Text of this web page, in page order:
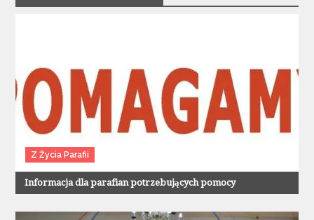
Z Życia Parafii
Informacja dla parafian potrzebujących pomocy